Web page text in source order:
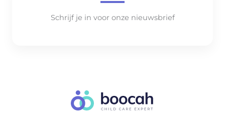
Schrijf je in voor onze nieuwsbrief